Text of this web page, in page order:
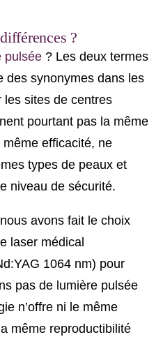
?
pulsée ? Les deux termes
des synonymes dans les
les sites de centres
pourtant pas la même
même efficacité, ne
types de peaux et
niveau de sécurité.
avons fait le choix
laser médical
1064 nm) pour
pas de lumière pulsée
n’offre ni le même
même reproductibilité